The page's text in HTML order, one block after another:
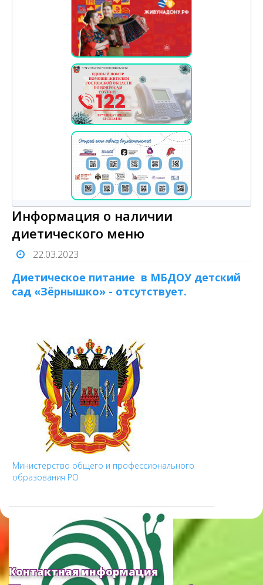
Информация о наличии
диетического меню
22.03.2023
Диетическое питание в МБДОУ детский
сад «Зёрнышко» - отсутствует.
Министерство общего и профессионального
образования РО
Контактная информация